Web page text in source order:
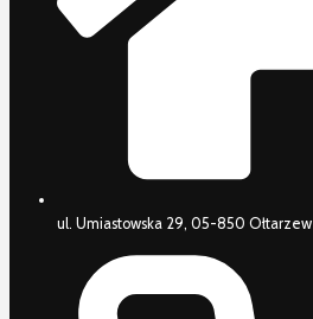
ul. Umiastowska 29, 05-850 Ołtarzew